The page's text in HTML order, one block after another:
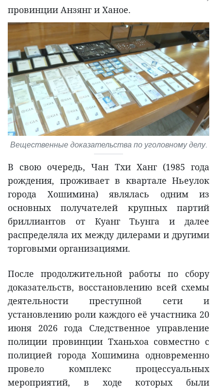
провинции Анзянг и Ханое.
Вещественные доказательства по уголовному делу.
В свою очередь, Чан Тхи Ханг (1985 года
рождения, проживает в квартале Ньеулок
города Хошимина) являлась одним из
основных получателей крупных партий
бриллиантов от Куанг Тьунга и далее
распределяла их между дилерами и другими
торговыми организациями.
После продолжительной работы по сбору
доказательств, восстановлению всей схемы
деятельности преступной сети и
установлению роли каждого её участника 20
июня 2026 года Следственное управление
полиции провинции Тханьхоа совместно с
полицией города Хошимина одновременно
провело комплекс процессуальных
мероприятий, в ходе которых были